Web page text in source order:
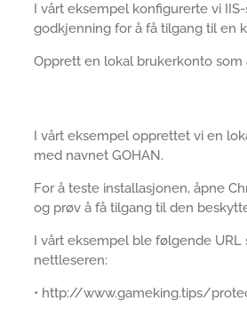
I vårt eksempel konfigurerte vi
godkjenning for å få tilgang til en
Opprett en lokal brukerkonto som
I vårt eksempel opprettet vi en
med navnet GOHAN.
For å teste installasjonen, åpne
og prøv å få tilgang til den
I vårt eksempel ble følgende URL
nettleseren:
• http://www.gameking.tips/